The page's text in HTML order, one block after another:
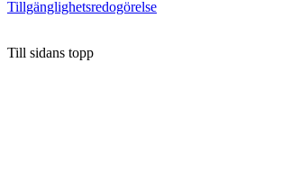
Tillgänglighetsredogörelse
Till sidans topp